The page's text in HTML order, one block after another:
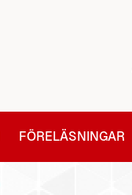
FÖRELÄSNINGAR